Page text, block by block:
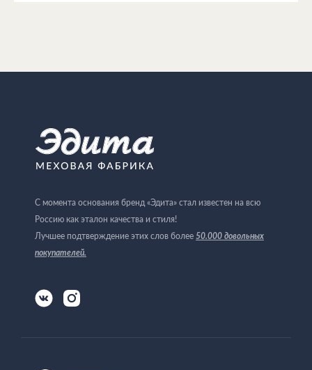
С момента основания бренд «Эдита» стал известен на всю
Россию как эталон качества и стиля!
Лучшее подтверждение этих слов более 50.000 довольных
покупателей.